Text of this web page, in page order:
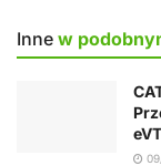
Inne w